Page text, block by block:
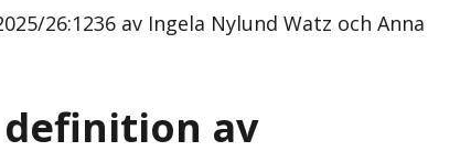
26:1236 av Ingela Nylund Watz och Anna
av